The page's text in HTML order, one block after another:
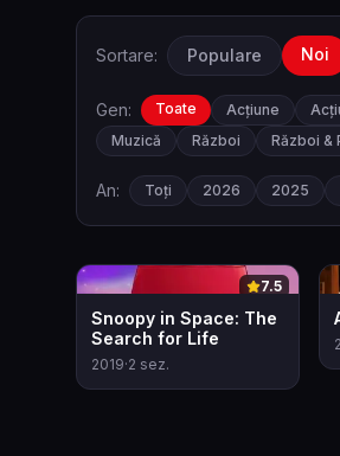
Sortare: Populare Noi
Gen: Toate Acțiune
Muzică
Război Război &
An: Toți 2026 2025
0 7.5
Snoopy in Space: The
Search for Life
2019·2 sez.
0